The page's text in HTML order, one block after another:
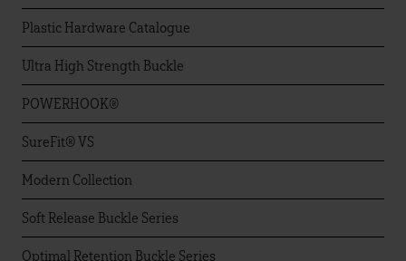
Plastic Hardware Catalogue
Ultra High Strength Buckle
POWERHOOK®
SureFit® VS
Modern Collection
Soft Release Buckle Series
Optimal Retention Buckle Series